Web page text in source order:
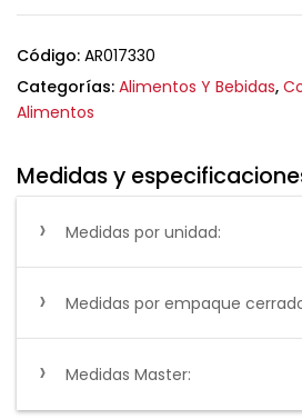
Código: AR017330
Categorías: Alimentos Y Bebidas,
Alimentos
Medidas y
Medidas por unidad:
Medidas por empaque
Medidas Master: